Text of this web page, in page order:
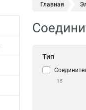
Главная
Тип
15